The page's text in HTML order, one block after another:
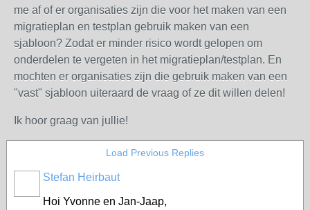
me af of er organisaties zijn die voor het maken van een
migratieplan en testplan gebruik maken van een
sjabloon? Zodat er minder risico wordt gelopen om
onderdelen te vergeten in het migratieplan/testplan. En
mochten er organisaties zijn die gebruik maken van een
"vast" sjabloon uiteraard de vraag of ze dit willen delen!
Ik hoor graag van jullie!
Load Previous Replies
Stefan Heirbaut
Hoi Yvonne en Jan-Jaap,